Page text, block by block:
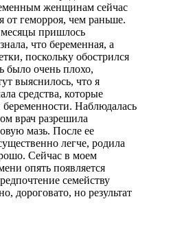
женщинам сейчас
от геморроя, чем раньше.
пришлось
что беременная, а
поскольку обострился
было очень плохо,
выяснилось, что я
средства, которые
Наблюдалась
врач разрешила
мазь. После ее
легче, родила
Сейчас в моем
опять появляется
семейству
дороговато, но результат